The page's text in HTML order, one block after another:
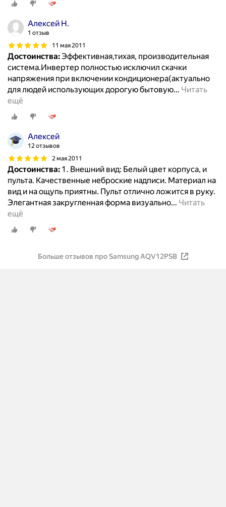
Алексей Н.
1 отзыв
11 мая 2011
Достоинства:Эффективная,тихая, производительная
система.Инвертер полностью исключил скачки
напряжения при включении кондиционера(актуально
для людей использующих дорогую бытовую… Читать
ещё
Алексей
12 отзывов
2 мая 2011
Достоинства: 1. Внешний вид: Белый цвет корпуса, и
пульта. Качественные неброские надписи. Материал на
вид и на ощупь приятны. Пульт отлично ложится в руку.
Элегантная закругленная форма визуально… Читать
ещё
Больше отзывов про Samsung AQV12PSB